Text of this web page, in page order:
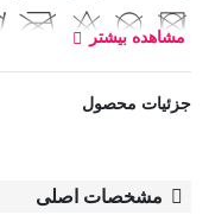
مشاهده بیشتر
جزئیات محصول
مشخصات اصلی